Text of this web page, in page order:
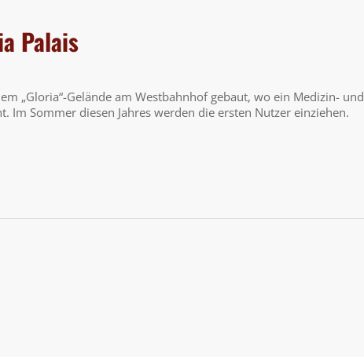
Palais
„Gloria“-Gelände am Westbahnhof gebaut, wo ein Medizin- und
Im Sommer diesen Jahres werden die ersten Nutzer einziehen.